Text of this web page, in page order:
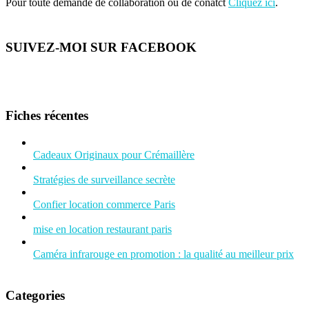
Pour toute demande de collaboration ou de conatct Cliquez ici.
SUIVEZ-MOI SUR FACEBOOK
Fiches récentes
Cadeaux Originaux pour Crémaillère
Stratégies de surveillance secrète
Confier location commerce Paris
mise en location restaurant paris
Caméra infrarouge en promotion : la qualité au meilleur prix
Categories